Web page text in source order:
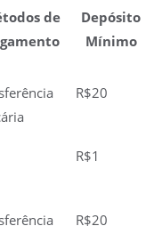
de
Depósito
Mínimo
R$20
R$1
R$20